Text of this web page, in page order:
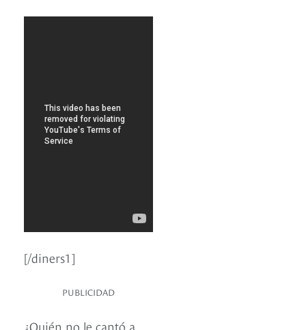
[/diners1]
PUBLICIDAD
¿Quién no le cantó a